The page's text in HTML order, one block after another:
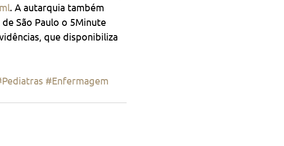
. A autarquia também
São Paulo o 5Minute
que disponibiliza
#Enfermagem